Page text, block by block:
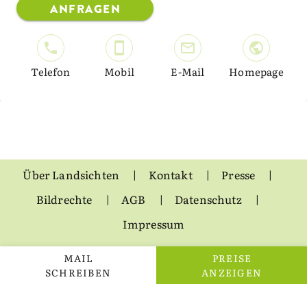
MAIL
SCHREIBEN
PREISE
ANZEIGEN
ANFRAGEN
Telefon Mobil E-Mail Homepage
Über Landsichten Kontakt
Presse
Bildrechte
AGB
Datenschutz
Impressum